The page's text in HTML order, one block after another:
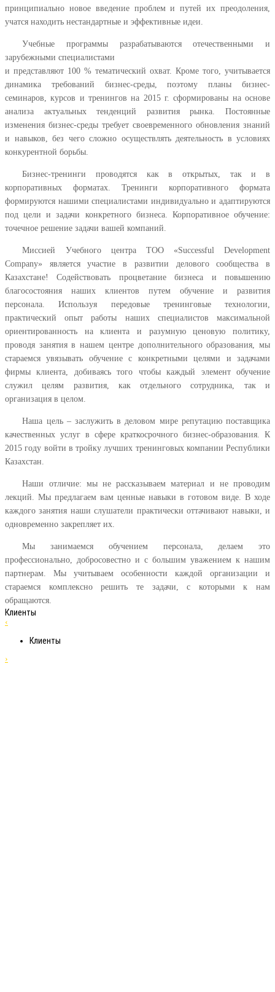
принципиально новое введение проблем и путей их преодоления,
учатся находить нестандартные и эффективные идеи.
Учебные программы разрабатываются отечественными и
зарубежными специалистами
и представляют 100 % тематический охват. Кроме того, учитывается
динамика требований бизнес-среды, поэтому планы бизнес-
семинаров, курсов и тренингов на 2015 г. сформированы на основе
анализа актуальных тенденций развития рынка. Постоянные
изменения бизнес-среды требует своевременного обновления знаний
и навыков, без чего сложно осуществлять деятельность в условиях
конкурентной борьбы.
Бизнес-тренинги проводятся как в открытых, так и в
корпоративных форматах. Тренинги корпоративного формата
формируются нашими специалистами индивидуально и адаптируются
под цели и задачи конкретного бизнеса. Корпоративное обучение:
точечное решение задачи вашей компаний.
Миссией Учебного центра ТОО «Successful Development
Company» является участие в развитии делового сообщества в
Казахстане! Содействовать процветание бизнеса и повышению
благосостояния наших клиентов путем обучение и развития
персонала. Используя передовые тренинговые технологии,
практический опыт работы наших специалистов максимальной
ориентированность на клиента и разумную ценовую политику,
проводя занятия в нашем центре дополнительного образования, мы
стараемся увязывать обучение с конкретными целями и задачами
фирмы клиента, добиваясь того чтобы каждый элемент обучение
служил целям развития, как отдельного сотрудника, так и
организация в целом.
Наша цель – заслужить в деловом мире репутацию поставщика
качественных услуг в сфере краткосрочного бизнес-образования. К
2015 году войти в тройку лучших тренинговых компании Республики
Казахстан.
Наши отличие: мы не рассказываем материал и не проводим
лекций. Мы предлагаем вам ценные навыки в готовом виде. В ходе
каждого занятия наши слушатели практически оттачивают навыки, и
одновременно закрепляет их.
Мы занимаемся обучением персонала, делаем это
профессионально, добросовестно и с большим уважением к нашим
партнерам. Мы учитываем особенности каждой организации и
стараемся комплексно решить те задачи, с которыми к нам
обращаются.
Клиенты
‹
Клиенты
›